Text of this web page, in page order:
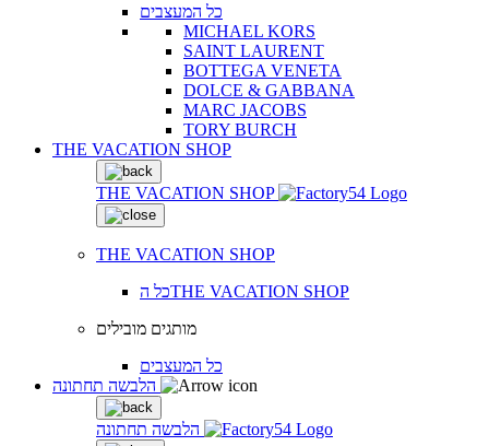
כל המעצבים
MICHAEL KORS
SAINT LAURENT
BOTTEGA VENETA
DOLCE & GABBANA
MARC JACOBS
TORY BURCH
THE VACATION SHOP
THE VACATION SHOP
THE VACATION SHOP
כל הTHE VACATION SHOP
מותגים מובילים
כל המעצבים
הלבשה תחתונה